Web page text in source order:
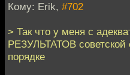
Кому: Erik, #702
> Так что у меня с
РЕЗУЛЬТАТОВ советской
порядке